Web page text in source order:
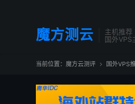
魔方测云
主机推荐
国外VPS
当前位置： 魔方云测评  国外VPS